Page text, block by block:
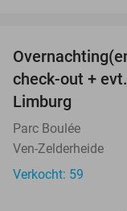
check-out +
Limburg
Parc Boulée
Ven-Zelderheide
Verkocht: 59